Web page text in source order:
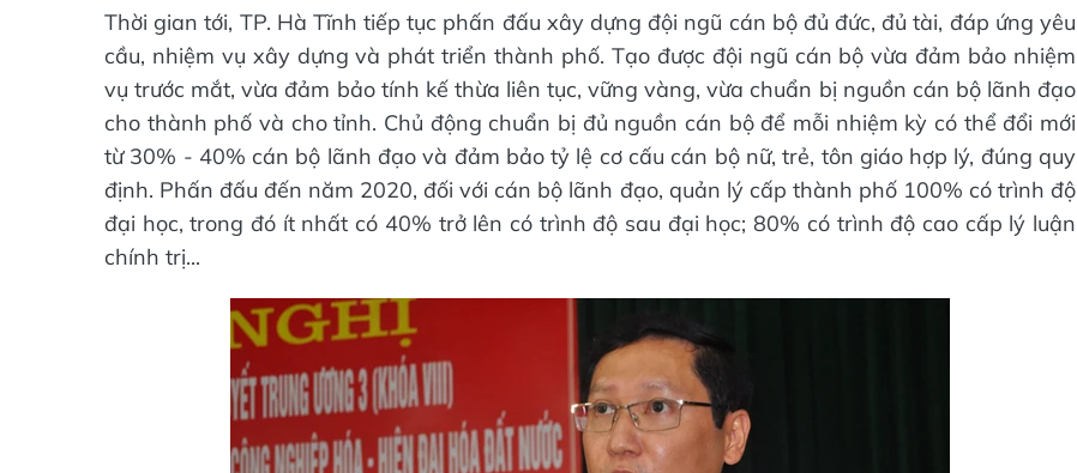
Thời gian tới, TP. Hà Tĩnh tiếp tục phấn đấu xây dựng đội ngũ cán bộ đủ đức, đủ tài, đáp ứng yêu
cầu, nhiệm vụ xây dựng và phát triển thành phố. Tạo được đội ngũ cán bộ vừa đảm bảo nhiệm
vụ trước mắt, vừa đảm bảo tính kế thừa liên tục, vững vàng, vừa chuẩn bị nguồn cán bộ lãnh đạo
cho thành phố và cho tỉnh. Chủ động chuẩn bị đủ nguồn cán bộ để mỗi nhiệm kỳ có thể đổi mới
từ 30% - 40% cán bộ lãnh đạo và đảm bảo tỷ lệ cơ cấu cán bộ nữ, trẻ, tôn giáo hợp lý, đúng quy
định. Phấn đấu đến năm 2020, đối với cán bộ lãnh đạo, quản lý cấp thành phố 100% có trình độ
đại học, trong đó ít nhất có 40% trở lên có trình độ sau đại học; 80% có trình độ cao cấp lý luận
chính trị...